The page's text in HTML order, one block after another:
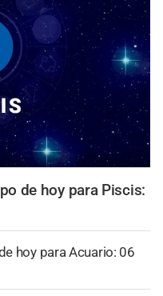
de hoy para Piscis:
hoy para Acuario: 06